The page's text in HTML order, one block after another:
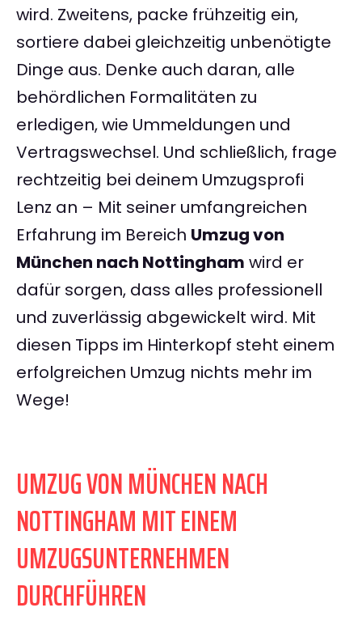
wird. Zweitens, packe frühzeitig ein,
sortiere dabei gleichzeitig unbenötigte
Dinge aus. Denke auch daran, alle
behördlichen Formalitäten zu
erledigen, wie Ummeldungen und
Vertragswechsel. Und schließlich, frage
rechtzeitig bei deinem Umzugsprofi
Lenz an – Mit seiner umfangreichen
Erfahrung im Bereich Umzug von
München nach Nottingham wird er
dafür sorgen, dass alles professionell
und zuverlässig abgewickelt wird. Mit
diesen Tipps im Hinterkopf steht einem
erfolgreichen Umzug nichts mehr im
Wege!
UMZUG VON MÜNCHEN NACH
NOTTINGHAM MIT EINEM
UMZUGSUNTERNEHMEN
DURCHFÜHREN